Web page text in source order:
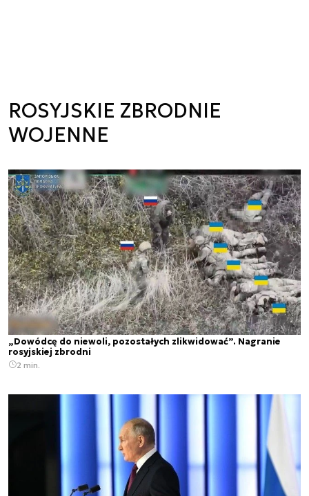
ROSYJSKIE ZBRODNIE
WOJENNE
„Dowódcę do niewoli, pozostałych zlikwidować”. Nagranie
rosyjskiej zbrodni
2 min.